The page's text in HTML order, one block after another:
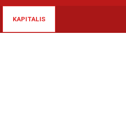
KAPITALIS